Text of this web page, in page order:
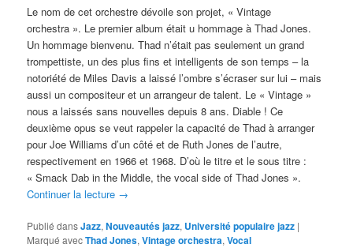
Le nom de cet orchestre dévoile son projet, « Vintage
orchestra ». Le premier album était u hommage à Thad Jones.
Un hommage bienvenu. Thad n’était pas seulement un grand
trompettiste, un des plus fins et intelligents de son temps – la
notoriété de Miles Davis a laissé l’ombre s’écraser sur lui – mais
aussi un compositeur et un arrangeur de talent. Le « Vintage »
nous a laissés sans nouvelles depuis 8 ans. Diable ! Ce
deuxième opus se veut rappeler la capacité de Thad à arranger
pour Joe Williams d’un côté et de Ruth Jones de l’autre,
respectivement en 1966 et 1968. D’où le titre et le sous titre :
« Smack Dab in the Middle, the vocal side of Thad Jones ».
Continuer la lecture →
Publié dansJazz,Nouveautés jazz, Université populaire jazz |
Marqué avecThad Jones,Vintage orchestra,Vocal